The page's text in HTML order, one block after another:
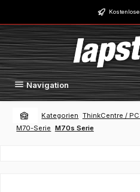
Zum Hauptinhalt springen
Navigation
Kategorien ThinkCentre /
M70-Serie M70s Serie